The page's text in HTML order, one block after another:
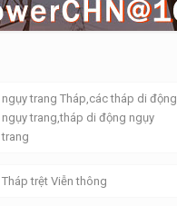
ngụy trang Tháp,các tháp di động
ngụy trang,tháp di động ngụy
trang
Tháp trệt Viễn thông